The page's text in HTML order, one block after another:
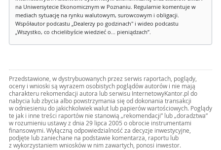
na Uniwersytecie Ekonomicznym w Poznaniu. Regularnie komentuje w
mediach sytuację na rynku walutowym, surowcowym i obligacji.
Współautor podcastu „Dealerzy po godzinach" i wideo podcastu
„Wszystko, co chcielibyście wiedzieć o... pieniądzach”.
Przedstawione, w dystrybuowanych przez serwis raportach, poglądy,
oceny i wnioski są wyrazem osobistych poglądów autorów i nie mają
charakteru rekomendacji autora lub serwisu InternetowyKantor.pl do
nabycia lub zbycia albo powstrzymania się od dokonania transakcji
w odniesieniu do jakichkolwiek walut lub papierów wartościowych. Poglądy
te jak i inne treści raportów nie stanowią „rekomendacji” lub „doradztwa”
w rozumieniu ustawy z dnia 29 lipca 2005 o obrocie instrumentami
finansowymi. Wyłączną odpowiedzialność za decyzje inwestycyjne,
podjęte lub zaniechane na podstawie komentarza, raportu lub
z wykorzystaniem wniosków w nim zawartych, ponosi inwestor.